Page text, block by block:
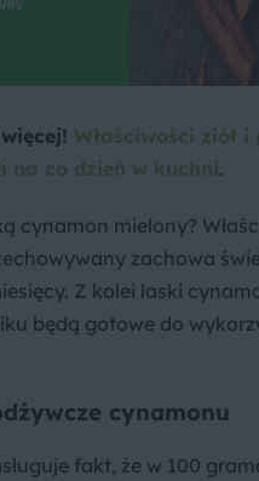
Właściwości ziół
na co dzień w kuchni.
cynamon mielony?
zachowa
Z kolei laski
będą gotowe do
cynamonu
fakt, że w 100